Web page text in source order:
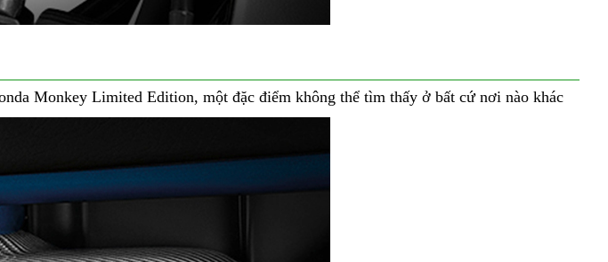
Monkey Limited Edition, một đặc điểm không thể tìm thấy ở bất cứ nơi nào khác